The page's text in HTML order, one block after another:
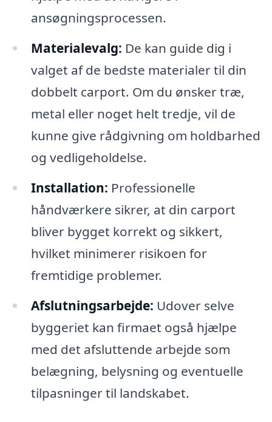
ansøgningsprocessen.
Materialevalg: De kan guide dig i
valget af de bedste materialer til din
dobbelt carport. Om du ønsker træ,
metal eller noget helt tredje, vil de
kunne give rådgivning om holdbarhed
og vedligeholdelse.
Installation: Professionelle
håndværkere sikrer, at din carport
bliver bygget korrekt og sikkert,
hvilket minimerer risikoen for
fremtidige problemer.
Afslutningsarbejde: Udover selve
byggeriet kan firmaet også hjælpe
med det afsluttende arbejde som
belægning, belysning og eventuelle
tilpasninger til landskabet.